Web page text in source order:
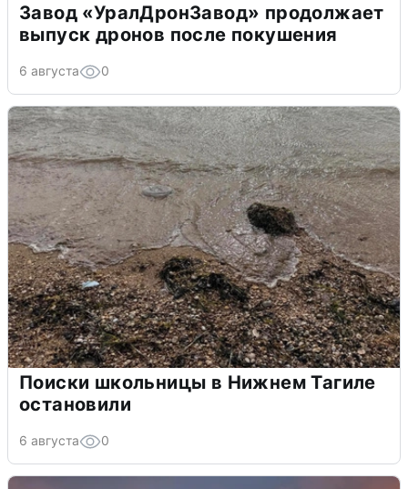
Завод «УралДронЗавод» продолжает
выпуск дронов после покушения
6 августа 0
Поиски школьницы в Нижнем Тагиле
остановили
6 августа 0